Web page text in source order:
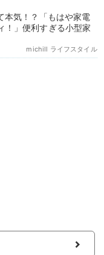
本気！？「もはや家電
！」便利すぎる小型家
michill ライフスタイル